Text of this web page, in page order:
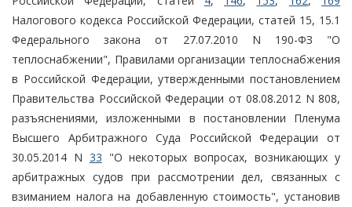
Налогового кодекса Российской Федерации, статей 15, 15.1
Федерального закона от 27.07.2010 N 190-ФЗ "О
теплоснабжении", Правилами организации теплоснабжения
в Российской Федерации, утвержденными постановлением
Правительства Российской Федерации от 08.08.2012 N 808,
разъяснениями, изложенными в постановлении Пленума
Высшего Арбитражного Суда Российской Федерации от
30.05.2014 N 33 "О некоторых вопросах, возникающих у
арбитражных судов при рассмотрении дел, связанных с
взиманием налога на добавленную стоимость", установив